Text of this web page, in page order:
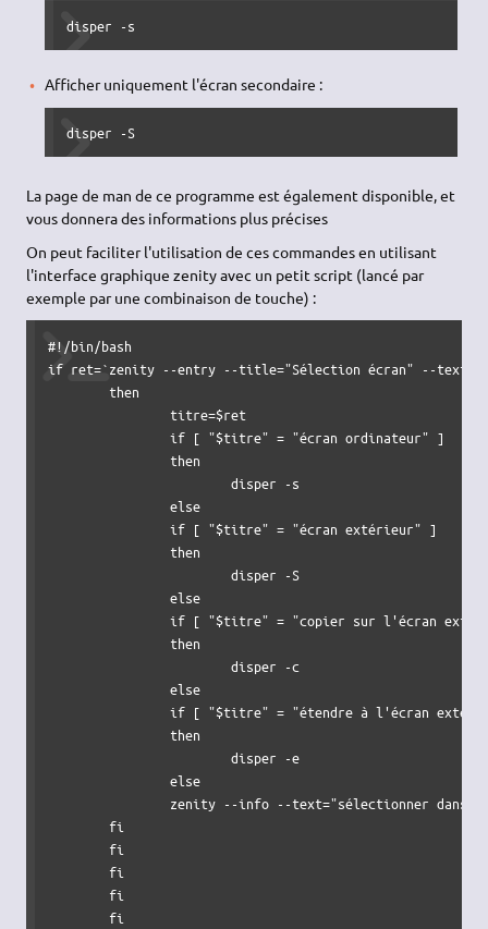
disper -s
Afficher uniquement l'écran secondaire :
disper -S
La page de man de ce programme est également disponible, et
vous donnera des informations plus précises
On peut faciliter l'utilisation de ces commandes en utilisant
l'interface graphique zenity avec un petit script (lancé par
exemple par une combinaison de touche) :
#!/bin/bash
if ret=`zenity --entry --title="Sélection écran" --
	then
		titre=$ret
		if [ "$titre" = "écran ordinateur" ]
		then
			disper -s
		else
		if [ "$titre" = "écran extérieur" ]
		then
			disper -S
		else
		if [ "$titre" = "copier sur l'écran extérieur" ]
		then
			disper -c
		else
		if [ "$titre" = "étendre à l'écran extérieur" ]
		then
			disper -e
		else
	fi
	fi
	fi
	fi
	fi